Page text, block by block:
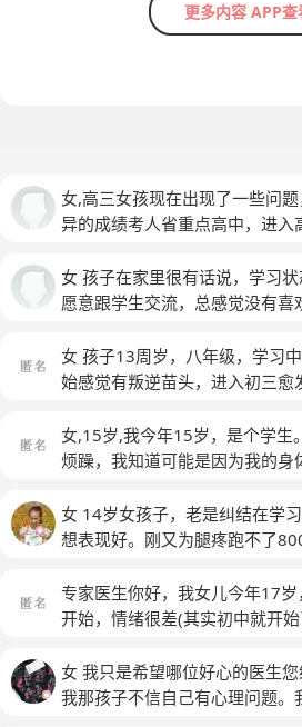
更多内容 APP查
女,高三女孩现在出现了一些问
异的成绩考人省重点高中，进入
自控能力又太弱，学习上用功
中，同学关系总能影响到她，不
这些，随着学习成绩的下降，又
现在是早上起床困难，不想去学
帮助！ 孩子妈妈求助
女 孩子在家里很有话说，学习
愿意跟学生交流，总感觉没有喜
每次月考成绩一次不如一次，总
考场也发挥不出来。
女 孩子13周岁，八年级，学习
始感觉有叛逆苗头，进入初三愈
借此原因不去上学。只要不去
喜欢手游电子书。近期因为肠
又这不舒服那不舒服，送到学校
困难户，起来之后也是慢腾腾，
有时会做一点，对自身之外的
来喜欢读书，现在纸质书也不爱
不会主动清洗。从来不知道关心
私。感觉他没有梦想和理想，不
女,15岁,我今年15岁，是个学生
烦躁，我知道可能是因为我的身
种，一直位于中游。其实我在上
的，小学那会儿成绩一直都是上
爸爸妈妈对我也就是很铁不成
好学，她有好言好语对我说，我
当我想去克服它的时候，我都做
只有在看小说的时候才会真正的
女 14岁女孩子，老是纠结在学
想表现好。刚又为腿疼跑不了
种事困扰，做为大人我们应该怎
专家医生你好，我女儿今年17
开始，情绪很差(其实初中就开
读了以后也用不着，说以后考了
样？10,年或30年50年后谁还会
女 我只是希望哪位好心的医生您
我那孩子不信自己有心理问题。